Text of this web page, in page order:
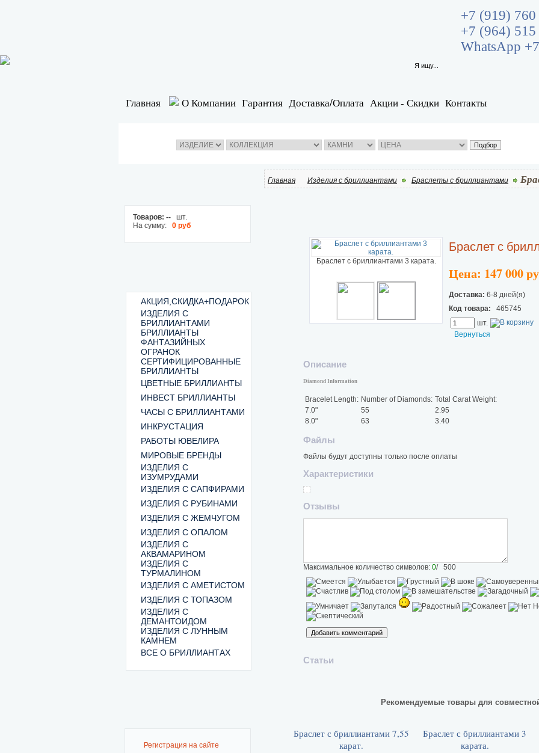
+7 (919)
+7 (964)
WhatsApp
Главная О Компании Гарантия Доставка/Оплата Акции - Скидки Контакты
Товаров: -- шт.
На сумму:
0 руб
АКЦИЯ,СКИДКА+ПОДАРОК
ИЗДЕЛИЯ С
БРИЛЛИАНТАМИ
БРИЛЛИАНТЫ
ФАНТАЗИЙНЫХ
ОГРАНОК
СЕРТИФИЦИРОВАННЫЕ
БРИЛЛИАНТЫ
ЦВЕТНЫЕ БРИЛЛИАНТЫ
ИНВЕСТ БРИЛЛИАНТЫ
ЧАСЫ С БРИЛЛИАНТАМИ
ИНКРУСТАЦИЯ
РАБОТЫ ЮВЕЛИРА
МИРОВЫЕ БРЕНДЫ
ИЗДЕЛИЯ С
ИЗУМРУДАМИ
ИЗДЕЛИЯ С САПФИРАМИ
ИЗДЕЛИЯ С РУБИНАМИ
ИЗДЕЛИЯ С ЖЕМЧУГОМ
ИЗДЕЛИЯ С ОПАЛОМ
ИЗДЕЛИЯ С
АКВАМАРИНОМ
ИЗДЕЛИЯ С
ТУРМАЛИНОМ
ИЗДЕЛИЯ С АМЕТИСТОМ
ИЗДЕЛИЯ С ТОПАЗОМ
ИЗДЕЛИЯ С
ДЕМАНТОИДОМ
ИЗДЕЛИЯ С ЛУННЫМ
КАМНЕМ
ВСЕ О БРИЛЛИАНТАХ
Регистрация на сайте
Главная Изделия с бриллиантами Браслеты с бриллиантами
Браслет с бриллиантами 3 карата.
Браслет с
Цена: 147 000
Доставка: 6-8 дней(я)
Код товара: 465745
шт.
Вернуться
Описание
Diamond Information
Bracelet Length: Number of Diamonds: Total Carat Weight:
7.0"
55
2.95
8.0"
63 3.40
Файлы
Файлы будут доступны только после оплаты
Характеристики
Отзывы
Максимальное количество символов: 0/ 500
Статьи
Рекомендуемые товары для
Браслет с бриллиантами 7,55
карат.
Браслет с бриллиантами 3
карата.